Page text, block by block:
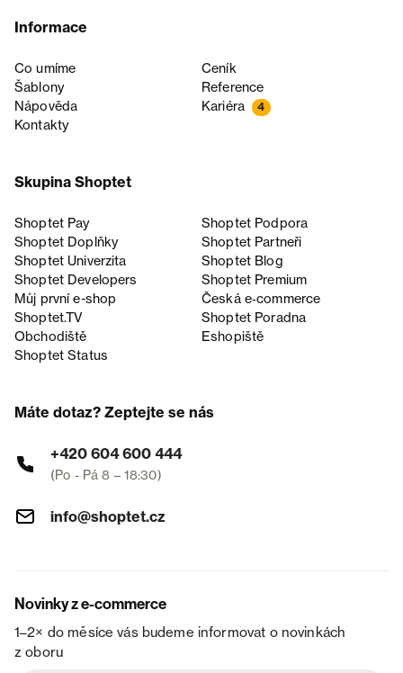
Informace
Co umíme
Ceník
Šablony
Reference
Nápověda
Kariéra 4
Kontakty
Skupina Shoptet
Shoptet Pay
Shoptet Podpora
Shoptet Doplňky
Shoptet Partneři
Shoptet Univerzita
Shoptet Blog
Shoptet Developers
Shoptet Premium
Můj první e-shop
Česká e‑commerce
Shoptet.TV
Shoptet Poradna
Obchodiště
Eshopiště
Shoptet Status
Máte dotaz? Zeptejte se nás
+420 604 600 444
(Po - Pá 8 – 18:30)
info@shoptet.cz
Novinky z e-commerce
1–2× do měsíce vás budeme informovat o novinkách
z oboru